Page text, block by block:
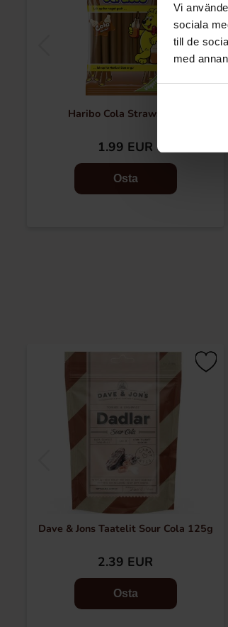
Vi
sociala
till de
med
Haribo Cola Straws 80g
1.99 EUR
Osta
Dave & Jons Taatelit Sour Cola 125g
2.39 EUR
Osta